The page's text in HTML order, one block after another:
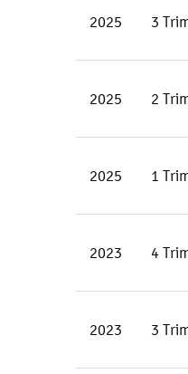
2025 3
2025 2
2025 1
2023 4
2023 3